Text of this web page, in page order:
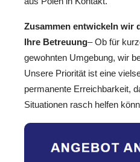
Zusammen entwickeln wir
Ihre Betreuung– Ob für
gewohnten Umgebung, wir
Unsere Priorität ist eine
permanente Erreichbarkeit,
Situationen rasch helfen